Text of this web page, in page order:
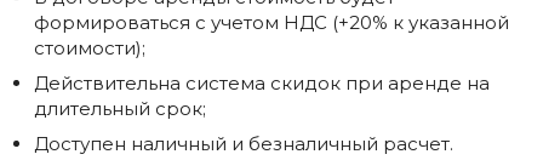
формироваться с учетом НДС (+20% к указанной
стоимости);
Действительна система скидок при аренде на
длительный срок;
Доступен наличный и безналичный расчет.